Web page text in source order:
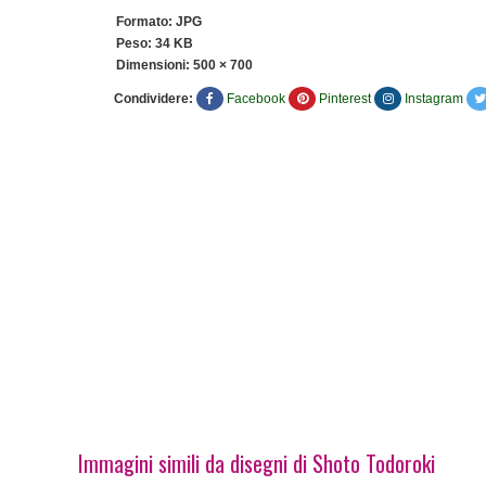
Formato: JPG
Peso: 34 KB
Dimensioni: 500 × 700
Condividere: Facebook Pinterest Instagram
Immagini simili da disegni di Shoto Todoroki